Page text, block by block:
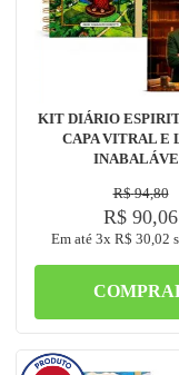
KIT DIÁRIO
CAPA VITRAL E
R$ 94,80
R$ 90,06
Em até 3x R$ 30,02